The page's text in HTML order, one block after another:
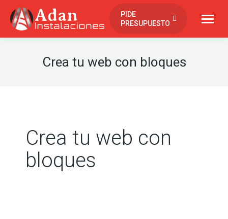
contenido
PIDE
PRESUPUESTO
Crea tu web con bloques
Crea tu web con
bloques